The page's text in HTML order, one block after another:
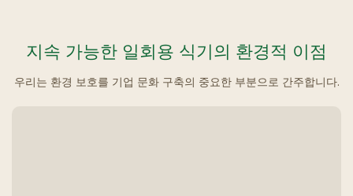
지속 가능한 일회용 식기의 환경적 이점
우리는 환경 보호를 기업 문화 구축의 중요한 부분으로 간주합니다.